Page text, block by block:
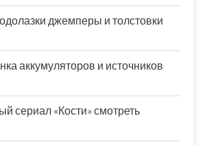
джемперы и толстовки
аккумуляторов и источников
сериал «Кости» смотреть